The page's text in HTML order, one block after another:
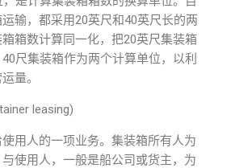
输，都采用20英尺和40英尺长的两
箱数计算同一化，把20英尺集装箱
尺集装箱作为两个计算单位，以利
量。
leasing)
用人的一项业务。集装箱所有人为
使用人，一般是船公司或货主，为